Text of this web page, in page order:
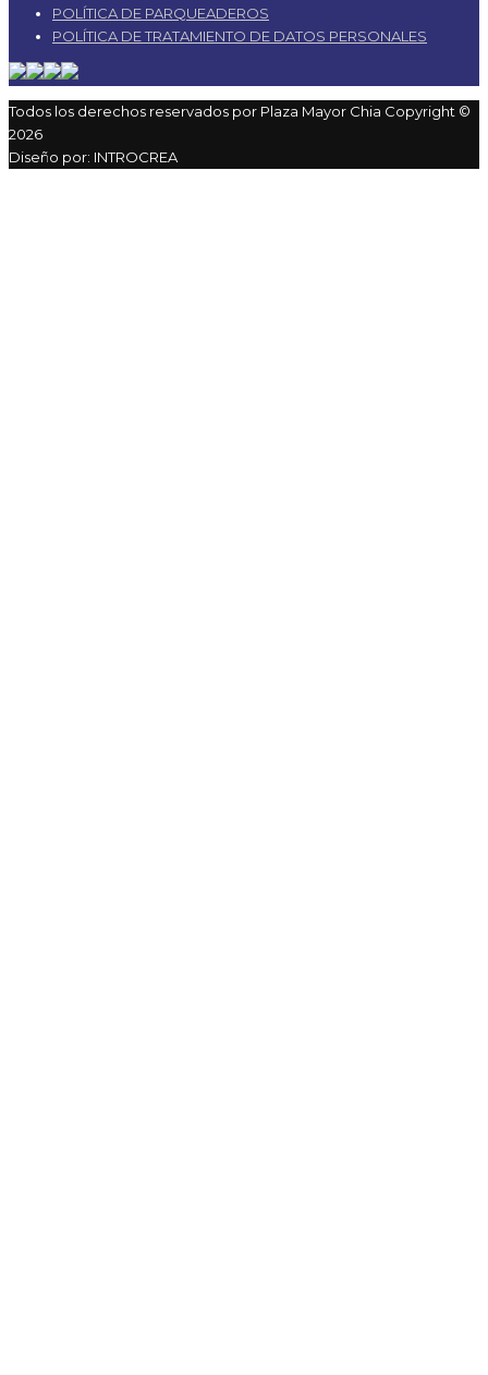
POLÍTICA DE PARQUEADEROS
POLÍTICA DE TRATAMIENTO DE DATOS PERSONALES
Todos los derechos reservados por Plaza Mayor Chia Copyright ©
2026
Diseño por: INTROCREA